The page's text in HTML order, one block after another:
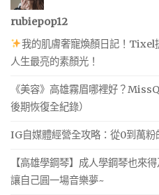
rubiepop12
我的肌膚奢寵煥顏日記！
人生最亮的素顏光！
《美容》高雄霧眉哪裡好？
後期恢復全紀錄）
IG自媒體經營全攻略：從0到萬粉
【高雄學鋼琴】成人學鋼琴也來
讓自己圓一場音樂夢~